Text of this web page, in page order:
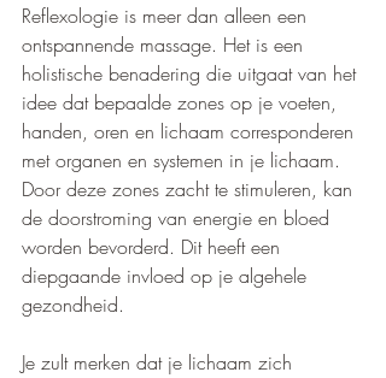
Reflexologie is meer dan alleen een
ontspannende massage. Het is een
holistische benadering die uitgaat van het
idee dat bepaalde zones op je voeten,
handen, oren en lichaam corresponderen
met organen en systemen in je lichaam.
Door deze zones zacht te stimuleren, kan
de doorstroming van energie en bloed
worden bevorderd. Dit heeft een
diepgaande invloed op je algehele
gezondheid.
Je zult merken dat je lichaam zich